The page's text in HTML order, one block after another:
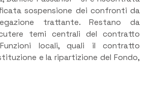
sospensione dei confronti da
trattante. Restano da
temi centrali del contratto
locali, quali il contratto
e la ripartizione del Fondo,